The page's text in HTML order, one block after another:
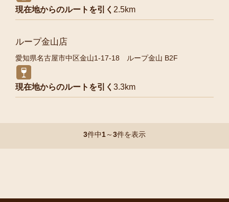
現在地からのルートを引く 2.5km
ループ金山店
愛知県名古屋市中区金山1-17-18 ループ金山 B2F
現在地からのルートを引く 3.3km
3件中1～3件を表示